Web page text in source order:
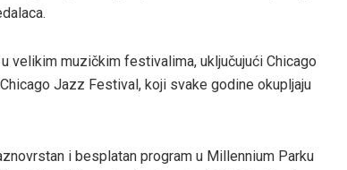
velikim muzičkim festivalima, uključujući Chicago
Jazz Festival, koji svake godine okupljaju
i besplatan program u Millennium Parku